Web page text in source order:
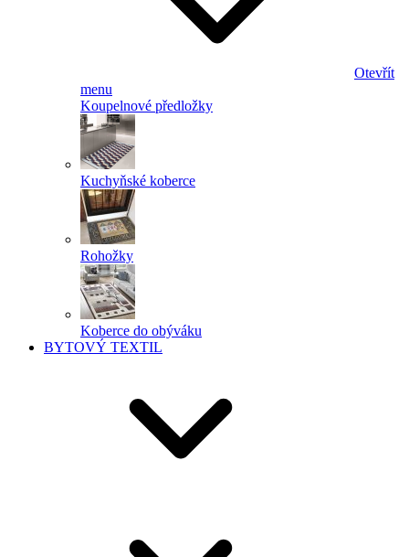
Otevřít
menu
Koupelnové předložky
Kuchyňské koberce
Rohožky
Koberce do obýváku
BYTOVÝ TEXTIL